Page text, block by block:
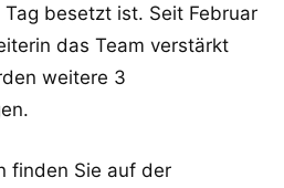
besetzt ist. Seit Februar
das Team verstärkt
weitere 3
finden Sie auf der